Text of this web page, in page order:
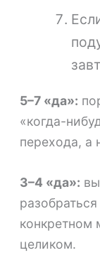
5–7 «да»:
«когда-
перехода, а
3–4 «да»:
конкретном
целиком.